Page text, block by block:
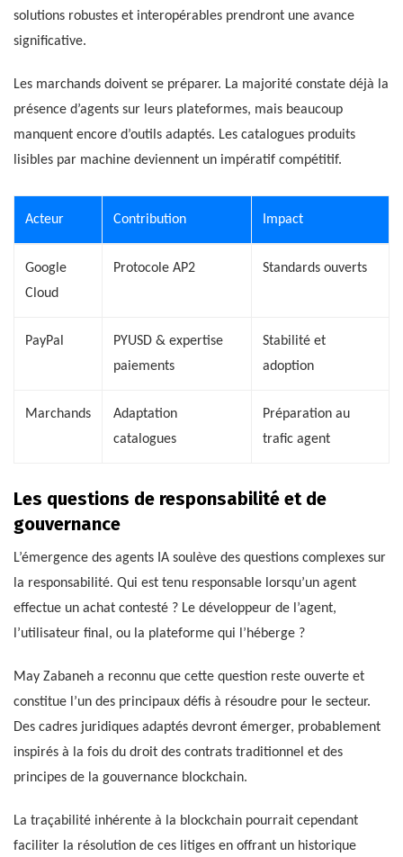
solutions robustes et interopérables prendront une avance
significative.
Les marchands doivent se préparer. La majorité constate déjà la
présence d’agents sur leurs plateformes, mais beaucoup
manquent encore d’outils adaptés. Les catalogues produits
lisibles par machine deviennent un impératif compétitif.
Acteur Contribution Impact
Google
Cloud
Protocole AP2 Standards ouverts
PayPal
PYUSD & expertise
paiements
Stabilité et
adoption
Marchands
Adaptation
catalogues
Préparation au
trafic agent
Les questions de responsabilité et de
gouvernance
L’émergence des agents IA soulève des questions complexes sur
la responsabilité. Qui est tenu responsable lorsqu’un agent
effectue un achat contesté ? Le développeur de l’agent,
l’utilisateur final, ou la plateforme qui l’héberge ?
May Zabaneh a reconnu que cette question reste ouverte et
constitue l’un des principaux défis à résoudre pour le secteur.
Des cadres juridiques adaptés devront émerger, probablement
inspirés à la fois du droit des contrats traditionnel et des
principes de la gouvernance blockchain.
La traçabilité inhérente à la blockchain pourrait cependant
faciliter la résolution de ces litiges en offrant un historique